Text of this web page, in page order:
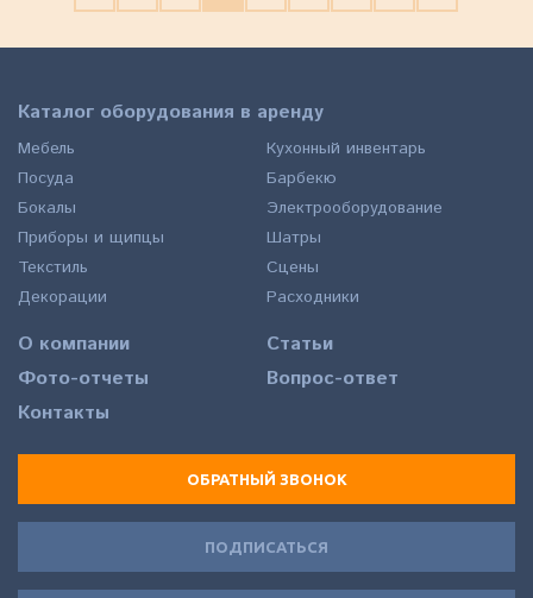
Каталог оборудования в аренду
Мебель
Посуда
Бокалы
Приборы и щипцы
Текстиль
Декорации
Кухонный инвентарь
Барбекю
Электрооборудование
Шатры
Сцены
Расходники
О компании
Статьи
Фото-отчеты
Вопрос-ответ
Контакты
ОБРАТНЫЙ ЗВОНОК
ПОДПИСАТЬСЯ